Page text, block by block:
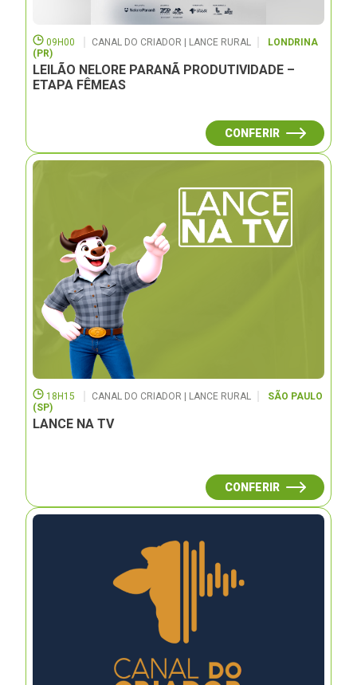
09H00 CANAL DO CRIADOR | LANCE RURAL
LONDRINA
(PR)
LEILÃO NELORE PARANÃ PRODUTIVIDADE –
ETAPA FÊMEAS
CONFERIR
18H15 CANAL DO CRIADOR | LANCE RURAL
SÃO PAULO
(SP)
LANCE NA TV
CONFERIR